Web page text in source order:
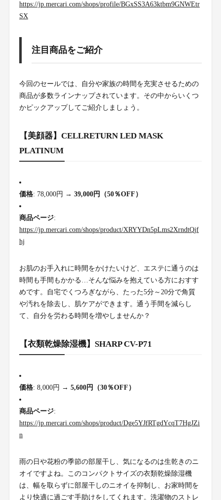
https://jp.mercari.com/shops/profile/BGxSS3A63ktbm9GNWEtr
SX
注目商品をご紹介
今回のセールでは、自分や家族の時間を充実させるための
商品が多数ラインナップされています。その中からいくつ
かピックアップしてご紹介しましょう。
【美顔器】CELLRETURN LED MASK
PLATINUM
価格: 78,000円 → 39,000円（50％OFF）
商品ページ:
https://jp.mercari.com/shops/product/XRYYDn5pLms2XrndtQjf
hj
お肌のお手入れに時間をかけたいけど、エステに通うのは
時間も手間もかかる…そんな悩みを抱えている方におすす
めです。自宅でくつろぎながら、たった5分～20分で角質
や汚れを除去し、肌ケアができます。通う手間を減らし
て、自分を労わる時間を増やしませんか？
【衣類乾燥除湿機】SHARP CV-P71
価格: 8,000円 → 5,600円（30％OFF）
商品ページ:
https://jp.mercari.com/shops/product/Dge5YJfRTgdYcqT7HgJZi
n
雨の日や花粉の季節の部屋干し、気になるのは生乾きのニ
オイですよね。このコンパクトサイズの衣類乾燥除湿機
は、幅を取らずに部屋干しのニオイを抑制し、お家時間を
より快適に過ごす手助けをしてくれます。洗濯物のストレ